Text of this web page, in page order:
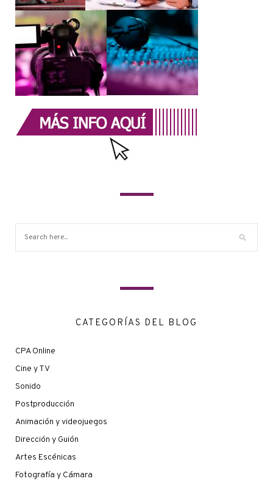
CATEGORÍAS DEL BLOG
CPA Online
Cine y TV
Sonido
Postproducción
Animación y videojuegos
Dirección y Guión
Artes Escénicas
Fotografía y Cámara